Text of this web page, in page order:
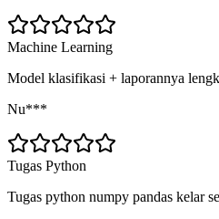
Machine Learning
Model klasifikasi + laporannya
Nu***
Tugas Python
Tugas python numpy pandas kelar